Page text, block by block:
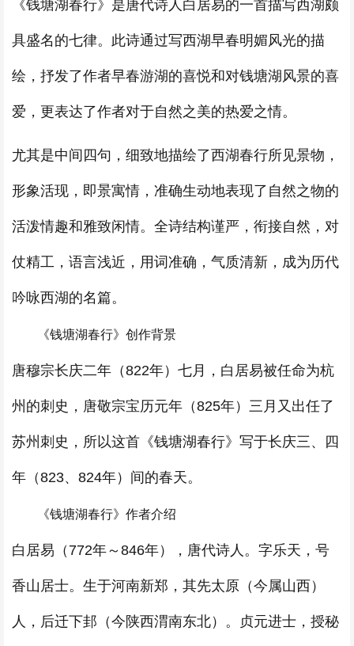
《钱塘湖春行》是唐代诗人白居易的一首描写西湖颇
具盛名的七律。此诗通过写西湖早春明媚风光的描
绘，抒发了作者早春游湖的喜悦和对钱塘湖风景的喜
爱，更表达了作者对于自然之美的热爱之情。
尤其是中间四句，细致地描绘了西湖春行所见景物，
形象活现，即景寓情，准确生动地表现了自然之物的
活泼情趣和雅致闲情。全诗结构谨严，衔接自然，对
仗精工，语言浅近，用词准确，气质清新，成为历代
吟咏西湖的名篇。
《钱塘湖春行》创作背景
唐穆宗长庆二年（822年）七月，白居易被任命为杭
州的刺史，唐敬宗宝历元年（825年）三月又出任了
苏州刺史，所以这首《钱塘湖春行》写于长庆三、四
年（823、824年）间的春天。
《钱塘湖春行》作者介绍
白居易（772年～846年），唐代诗人。字乐天，号
香山居士。生于河南新郑，其先太原（今属山西）
人，后迁下邽（今陕西渭南东北）。贞元进士，授秘